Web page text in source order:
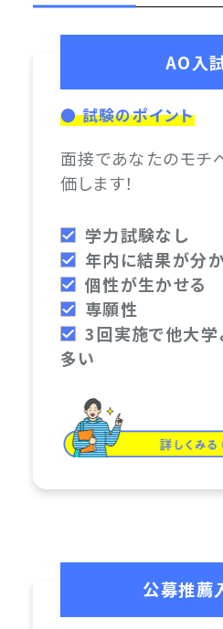
AO入
● 試験のポイント
面接であなたのモチ
価します！
学力試験なし
年内に結果が分
個性が生かせる
専願性
3回実施で他大学
多い
公募推薦